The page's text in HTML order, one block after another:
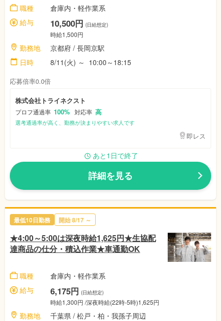
職種
倉庫内・軽作業系
給与
10,500円 (日給想定)
時給1,500円
勤務地 京都府 / 長岡京駅
日時
8/11(火) ～ 10:00～18:15
応募倍率0.0倍
株式会社トライネクスト
プロフ通過率 100% 対応率 高
選考通過率が高く、勤務が決まりやすい求人です
即レス
あと1日で終了
詳細を見る
最低10日勤務 開始8/17 ～
★4:00～5:00は深夜時給1,625円★生協配
達商品の仕分・積込作業★車通勤OK
職種
倉庫内・軽作業系
給与
6,175円 (日給想定)
時給1,300円 /深夜時給(22時-5時)1,625円
勤務地 千葉県 / 松戸・柏・我孫子周辺